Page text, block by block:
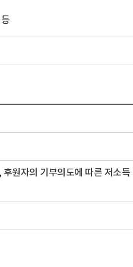
원자의 기부의도에 따른 저소득